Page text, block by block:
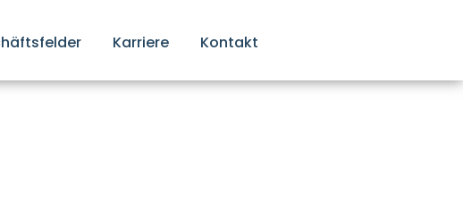
Karriere Kontakt